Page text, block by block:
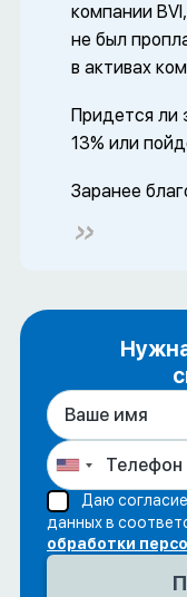
компании
не был
в активах
Придется ли
13% или
Заранее
Даю
данных в
обработки